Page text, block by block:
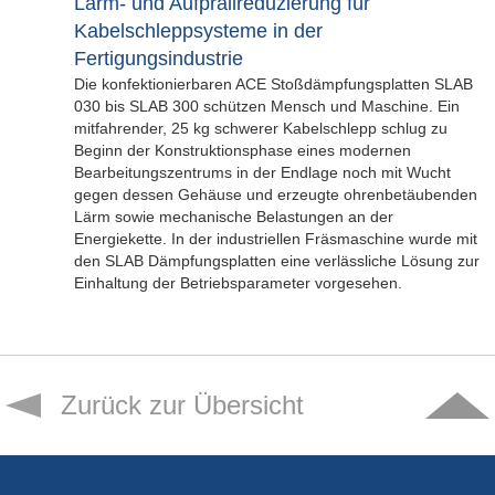
Kabelschleppsysteme in der
Fertigungsindustrie
Die konfektionierbaren ACE Stoßdämpfungsplatten SLAB
030 bis SLAB 300 schützen Mensch und Maschine. Ein
mitfahrender, 25 kg schwerer Kabelschlepp schlug zu
Beginn der Konstruktionsphase eines modernen
Bearbeitungszentrums in der Endlage noch mit Wucht
gegen dessen Gehäuse und erzeugte ohrenbetäubenden
Lärm sowie mechanische Belastungen an der
Energiekette. In der industriellen Fräsmaschine wurde mit
den SLAB Dämpfungsplatten eine verlässliche Lösung zur
Einhaltung der Betriebsparameter vorgesehen.
Zurück zur Übersicht